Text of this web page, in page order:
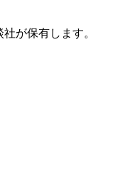
が保有します。